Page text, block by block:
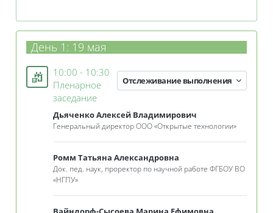
День 1: 19 мая
10:00 - 10:30
Пленарное
заседаниеЗанятие 3KL
Отслеживание выполнения
Дьяченко Алексей Владимирович
Генеральный директор ООО «Открытые технологии»
Ромм Татьяна Александровна
Док. пед. наук, проректор по научной работе ФГБОУ ВО
«НГПУ»